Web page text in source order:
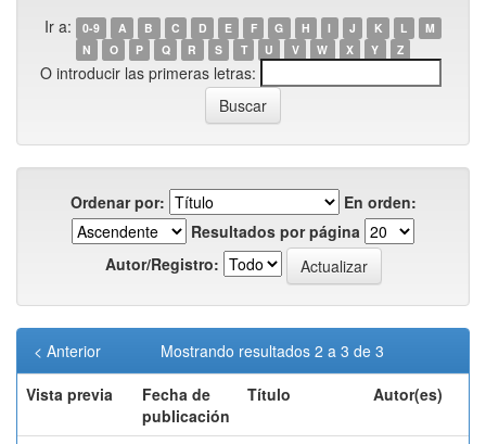
Ir a: 0-9 A B C D E F G H I J K L
M
N
O P Q R S T U V W X Y Z
O introducir las primeras letras:
Ordenar por:
En orden:
Resultados por página
Autor/Registro:
Mostrando resultados 2 a 3 de 3
< Anterior
Vista previa
Fecha de
publicación
Título Autor(es)